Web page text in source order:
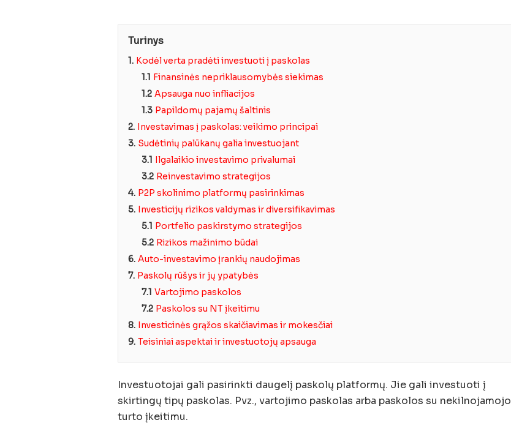
Turinys
1. Kodėl verta pradėti investuoti į paskolas
1.1 Finansinės nepriklausomybės siekimas
1.2 Apsauga nuo infliacijos
1.3 Papildomų pajamų šaltinis
2. Investavimas į paskolas: veikimo principai
3. Sudėtinių palūkanų galia investuojant
3.1 Ilgalaikio investavimo privalumai
3.2 Reinvestavimo strategijos
4. P2P skolinimo platformų pasirinkimas
5. Investicijų rizikos valdymas ir diversifikavimas
5.1 Portfelio paskirstymo strategijos
5.2 Rizikos mažinimo būdai
6. Auto-investavimo įrankių naudojimas
7. Paskolų rūšys ir jų ypatybės
7.1 Vartojimo paskolos
7.2 Paskolos su NT įkeitimu
8. Investicinės grąžos skaičiavimas ir mokesčiai
9. Teisiniai aspektai ir investuotojų apsauga
Investuotojai gali pasirinkti daugelį paskolų platformų. Jie gali investuoti į
skirtingų tipų paskolas. Pvz., vartojimo paskolas arba paskolos su nekilnojamojo
turto įkeitimu.